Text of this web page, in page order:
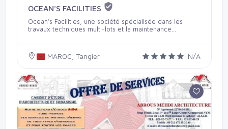
OCEAN'S FACILITIES
Ocean’s Facilities, une société spécialisée dans les
travaux techniques multi-lots et la maintenance
contraintes élevées de continuité de service. Ocean’s
Facilities accompagne les industriels dans la mise en
techniques, en intégrant les exigences de disponibilité
des équipements, de sécurité des personnes, de
conformité réglementaire et d’optimisation énergétique.
Nos domaines d’intervention couvrent notamment : ·
Plomberie sanitaire et industrielle : réseaux process et
utilités, EF/EC/ECS, EU/EV/EP, surpression, production
ECS, essais, mise en service et maintenance. · Électricité
MAROC, Tangier N/A